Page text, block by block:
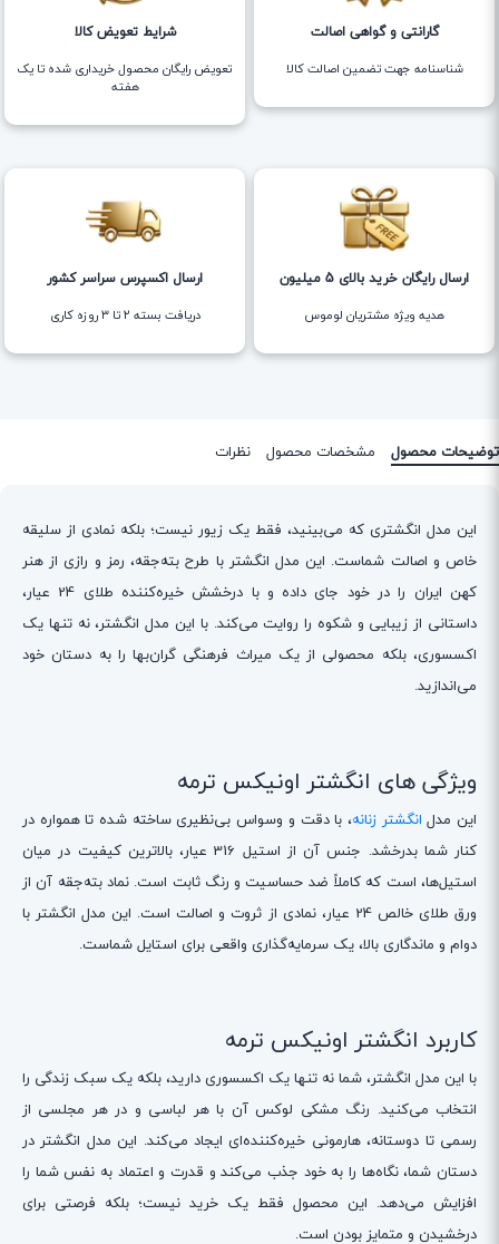
گارانتی و گواهی اصالت
شناسنامه جهت تضمین اصالت کالا
شرایط تعویض کالا
تعویض رایگان محصول خریداری شده تا یک
هفته
ارسال رایگان خرید بالای 5 میلیون
هدیه ویژه مشتریان لوموس
ارسال اکسپرس سراسر کشور
دریافت بسته ۲ تا ۳ روزه کاری
توضیحات محصول مشخصات محصول نظرات
این مدل انگشتری که می‌بینید، فقط یک زیور نیست؛ بلکه نمادی از سلیقه
خاص و اصالت شماست. این مدل انگشتر با طرح بته‌جقه، رمز و رازی از هنر
کهن ایران را در خود جای داده و با درخشش خیره‌کننده طلای 24 عیار،
داستانی از زیبایی و شکوه را روایت می‌کند. با این مدل انگشتر، نه تنها یک
اکسسوری، بلکه محصولی از یک میراث فرهنگی گران‌بها را به دستان خود
می‌اندازید.
ویژگی های انگشتر اونیکس ترمه
این مدل انگشتر زنانه، با دقت و وسواس بی‌نظیری ساخته شده تا همواره در
کنار شما بدرخشد. جنس آن از استیل 316 عیار، بالاترین کیفیت در میان
استیل‌ها، است که کاملاً ضد حساسیت و رنگ ثابت است. نماد بته‌جقه آن از
ورق طلای خالص 24 عیار، نمادی از ثروت و اصالت است. این مدل انگشتر با
دوام و ماندگاری بالا، یک سرمایه‌گذاری واقعی برای استایل شماست.
کاربرد انگشتر اونیکس ترمه
با این مدل انگشتر، شما نه تنها یک اکسسوری دارید، بلکه یک سبک زندگی را
انتخاب می‌کنید. رنگ مشکی لوکس آن با هر لباسی و در هر مجلسی از
رسمی تا دوستانه، هارمونی خیره‌کننده‌ای ایجاد می‌کند. این مدل انگشتر در
دستان شما، نگاه‌ها را به خود جذب می‌کند و قدرت و اعتماد به نفس شما را
افزایش می‌دهد. این محصول فقط یک خرید نیست؛ بلکه فرصتی برای
درخشیدن و متمایز بودن است.